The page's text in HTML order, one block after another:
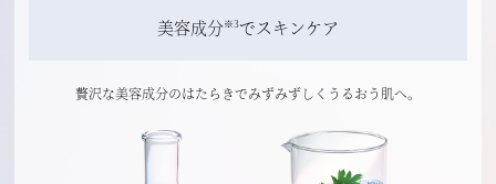
美容成分※3でスキンケア
贅沢な美容成分のはたらきでみずみずしくうるおう肌へ。